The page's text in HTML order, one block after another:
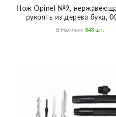
Нож Opinel №9,
рукоять из дерева бука,
В Наличии:843 Шт.